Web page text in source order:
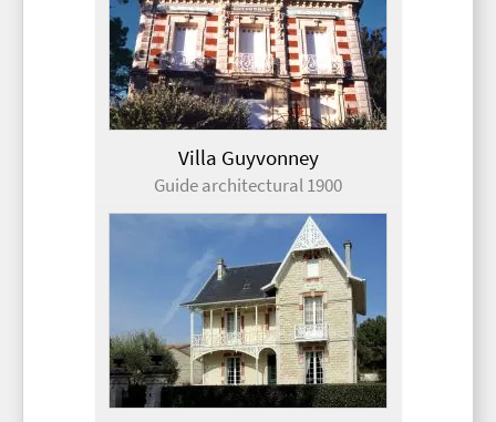
Villa Guyvonney
Guide architectural 1900